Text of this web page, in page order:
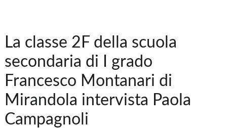
La classe 2F della scuola
secondaria di I grado
Francesco Montanari di
Mirandola intervista Paola
Campagnoli